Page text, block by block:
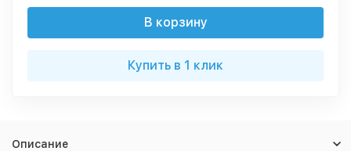
В корзину
Купить в 1 клик
Описание